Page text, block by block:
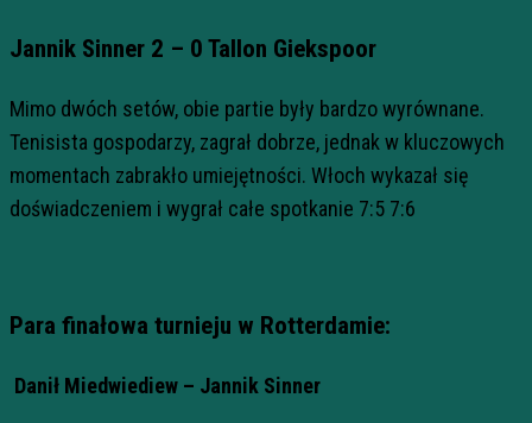
Jannik Sinner 2 – 0 Tallon Giekspoor
Mimo dwóch setów, obie partie były bardzo wyrównane.
Tenisista gospodarzy, zagrał dobrze, jednak w kluczowych
momentach zabrakło umiejętności. Włoch wykazał się
doświadczeniem i wygrał całe spotkanie 7:5 7:6
Para finałowa turnieju w Rotterdamie:
Danił Miedwiediew – Jannik Sinner